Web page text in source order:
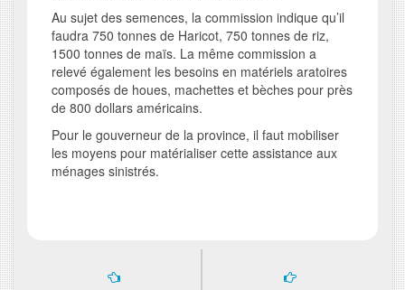
Au sujet des semences, la commission indique qu’il
faudra 750 tonnes de Haricot, 750 tonnes de riz,
1500 tonnes de maïs. La même commission a
relevé également les besoins en matériels aratoires
composés de houes, machettes et bèches pour près
de 800 dollars américains.
Pour le gouverneur de la province, il faut mobiliser
les moyens pour matérialiser cette assistance aux
ménages sinistrés.